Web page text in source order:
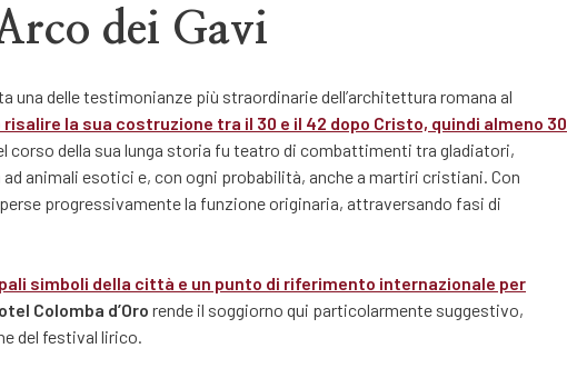
dei Gavi
una delle testimonianze più straordinarie dell’architettura romana al
la sua costruzione tra il 30 e il 42 dopo Cristo, quindi almeno 30
corso della sua lunga storia fu teatro di combattimenti tra gladiatori,
animali esotici e, con ogni probabilità, anche a martiri cristiani. Con
progressivamente la funzione originaria, attraversando fasi di
simboli della città e un punto di riferimento internazionale per
Colomba d’Oro rende il soggiorno qui particolarmente suggestivo,
del festival lirico.